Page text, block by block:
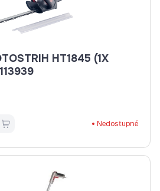
HT1845 (1X
AKUMULÁTOR) 113939
Nedostupné